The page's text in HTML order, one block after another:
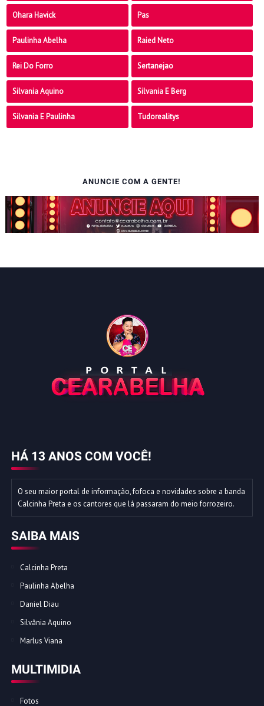
Ohara Havick Pas
Paulinha Abelha Raied Neto
Rei Do Forro Sertanejao
Silvania Aquino Silvania E Berg
Silvania E Paulinha Tudorealitys
ANUNCIE COM A GENTE!
HÁ 13 ANOS COM VOCÊ!
O seu maior portal de informação, fofoca e novidades sobre a banda
Calcinha Preta e os cantores que lá passaram do meio forrozeiro.
SAIBA MAIS
Calcinha Preta
Paulinha Abelha
Daniel Diau
Silvânia Aquino
Marlus Viana
MULTIMIDIA
Fotos